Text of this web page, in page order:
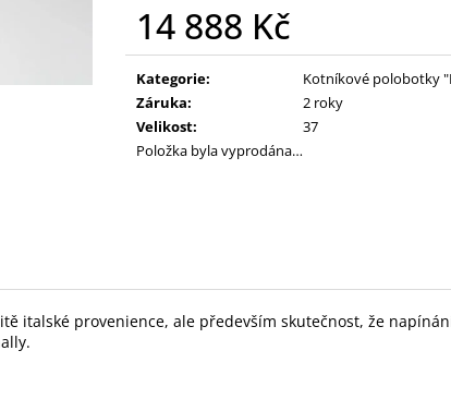
14 888 Kč
Měrná
cena:
Kategorie:
Kotníkové polobotky
Záruka:
2 roky
Velikost:
37
Položka byla vyprodána…
italské provenience, ale především skutečnost, že